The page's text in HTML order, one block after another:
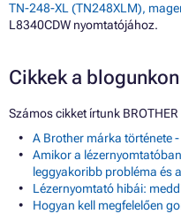
TN-248-XL (TN248XLM),
L8340CDW nyomtatójához.
Cikkek a
Számos cikket írtunk
A Brother márka története
Amikor a
leggyakoribb probléma és
Lézernyomtató hibái:
Hogyan kell megfelelően